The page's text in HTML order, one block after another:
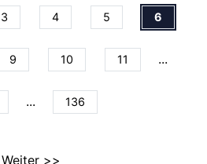
3 4 5 6
9 10 11 ...
... 136
Weiter >>